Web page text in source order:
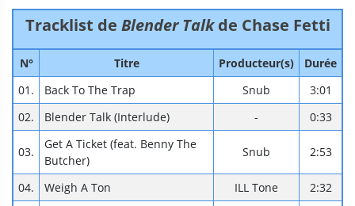
Tracklist de Blender Talkde Chase Fetti
N° Titre Producteur(s) Durée
01. Back To The Trap Snub
3:01
02.
Blender Talk (Interlude) - 0:33
03.
Get A Ticket (feat. Benny The
Butcher)
Snub 2:53
04. Weigh A Ton ILL Tone 2:32